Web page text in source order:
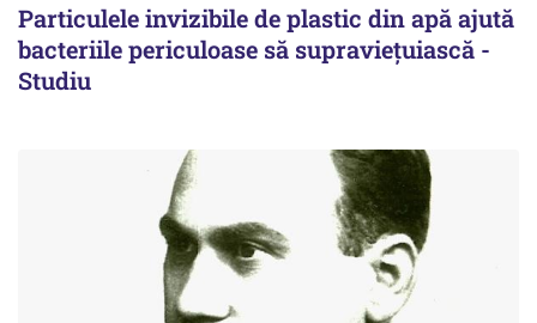
Particulele invizibile de plastic din apă ajută
bacteriile periculoase să supraviețuiască -
Studiu